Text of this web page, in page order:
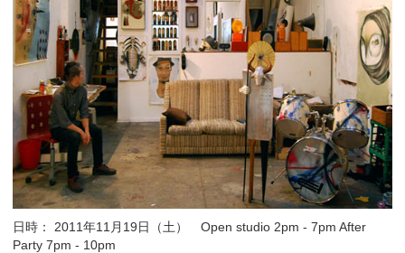
日時： 2011年11月19日（土） Open studio 2pm - 7pm After
Party 7pm - 10pm